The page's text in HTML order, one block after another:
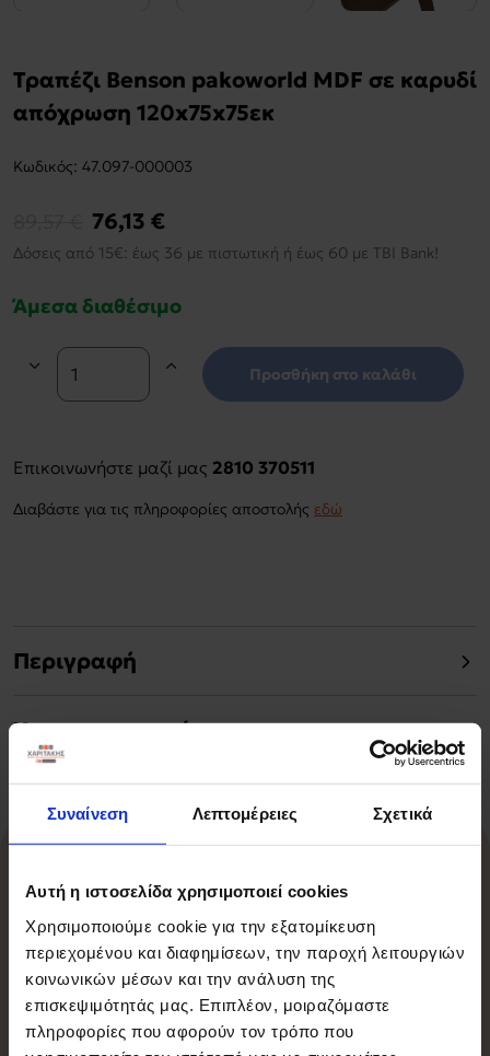
Συναίνεση Λεπτομέρειες Σχετικά
Αυτή η ιστοσελίδα χρησιμοποιεί cookies
Χρησιμοποιούμε cookie για την εξατομίκευση
περιεχομένου και διαφημίσεων, την παροχή λειτουργιών
κοινωνικών μέσων και την ανάλυση της
επισκεψιμότητάς μας. Επιπλέον, μοιραζόμαστε
πληροφορίες που αφορούν τον τρόπο που
Τραπέζι Benson pakoworld MDF σε καρυδί
απόχρωση 120x75x75εκ
Kωδικός: 47.097-000003
76,13 €
Δόσεις από 15€: έως 36 με πιστωτική ή έως 60 με TBI Bank!
Άμεσα διαθέσιμο
Προσθήκη στο καλάθι
Επικοινωνήστε μαζί μας 2810 370511
Διαβάστε για τις πληροφορίες αποστολής εδώ
Περιγραφή
Χαρακτηριστικά
Σχετικά Προϊόντα